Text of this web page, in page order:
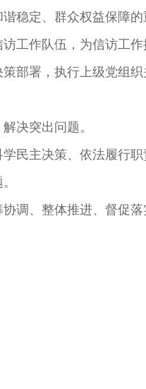
稳定、群众权益保障的
工作队伍，为信访工作
部署，执行上级党组
决突出问题。
民主决策、依法履行
调、整体推进、督促